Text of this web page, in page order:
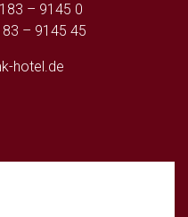
– 9145 0
– 9145 45
hotel.de